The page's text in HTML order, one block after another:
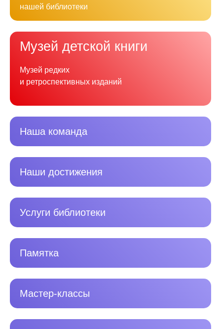
нашей библиотеки
Музей детской книги
Музей редких
и ретроспективных изданий
Наша команда
Наши достижения
Услуги библиотеки
Памятка
Мастер-классы